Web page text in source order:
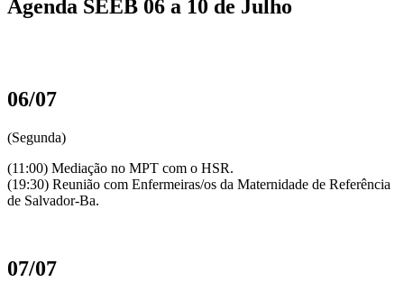
Agenda SEEB 06 a 10 de Julho
06/07
(Segunda)
(11:00) Mediação no MPT com o HSR.
(19:30) Reunião com Enfermeiras/os da Maternidade de Referência
de Salvador-Ba.
07/07